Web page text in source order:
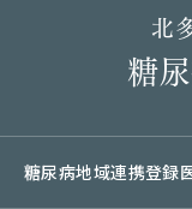
北
糖
糖尿病地域連携登録